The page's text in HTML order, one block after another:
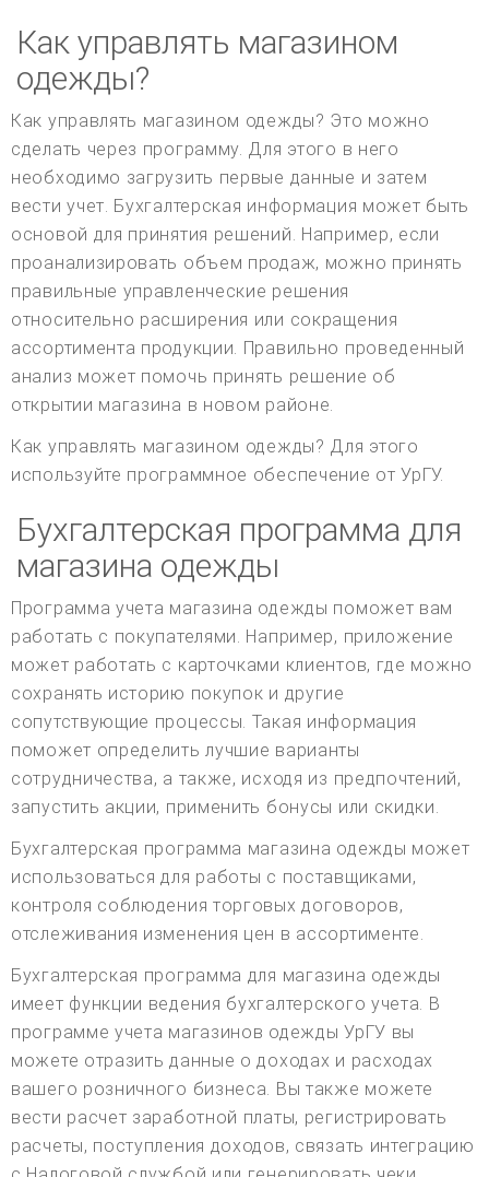
Как управлять магазином
одежды?
Как управлять магазином одежды? Это можно
сделать через программу. Для этого в него
необходимо загрузить первые данные и затем
вести учет. Бухгалтерская информация может быть
основой для принятия решений. Например, если
проанализировать объем продаж, можно принять
правильные управленческие решения
относительно расширения или сокращения
ассортимента продукции. Правильно проведенный
анализ может помочь принять решение об
открытии магазина в новом районе.
Как управлять магазином одежды? Для этого
используйте программное обеспечение от УрГУ.
Бухгалтерская программа для
магазина одежды
Программа учета магазина одежды поможет вам
работать с покупателями. Например, приложение
может работать с карточками клиентов, где можно
сохранять историю покупок и другие
сопутствующие процессы. Такая информация
поможет определить лучшие варианты
сотрудничества, а также, исходя из предпочтений,
запустить акции, применить бонусы или скидки.
Бухгалтерская программа магазина одежды может
использоваться для работы с поставщиками,
контроля соблюдения торговых договоров,
отслеживания изменения цен в ассортименте.
Бухгалтерская программа для магазина одежды
имеет функции ведения бухгалтерского учета. В
программе учета магазинов одежды УрГУ вы
можете отразить данные о доходах и расходах
вашего розничного бизнеса. Вы также можете
вести расчет заработной платы, регистрировать
расчеты, поступления доходов, связать интеграцию